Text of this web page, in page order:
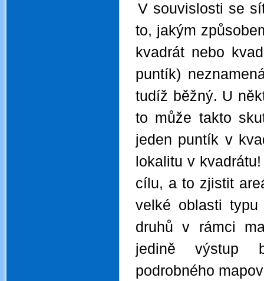
V souvislosti se
to, jakým
kvadrát nebo
puntík)
tudíž běžný. U
to může takto
jeden puntík v
lokalitu v
cílu, a to zjistit
velké oblasti
druhů v rámci
jedině výstup
podrobného